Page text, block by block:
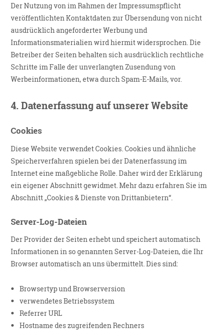
Der Nutzung von im Rahmen der Impressumspflicht
veröffentlichten Kontaktdaten zur Übersendung von nicht
ausdrücklich angeforderter Werbung und
Informationsmaterialien wird hiermit widersprochen. Die
Betreiber der Seiten behalten sich ausdrücklich rechtliche
Schritte im Falle der unverlangten Zusendung von
Werbeinformationen, etwa durch Spam-E-Mails, vor.
4.Datenerfassung auf unserer Website
Cookies
Diese Website verwendet Cookies. Cookies und ähnliche
Speicherverfahren spielen bei der Datenerfassung im
Internet eine maßgebliche Rolle. Daher wird der Erklärung
ein eigener Abschnitt gewidmet. Mehr dazu erfahren Sie im
Abschnitt „Cookies & Dienste von Drittanbietern“.
Server-Log-Dateien
Der Provider der Seiten erhebt und speichert automatisch
Informationen in so genannten Server-Log-Dateien, die Ihr
Browser automatisch an uns übermittelt. Dies sind:
Browsertyp und Browserversion
verwendetes Betriebssystem
Referrer URL
Hostname des zugreifenden Rechners